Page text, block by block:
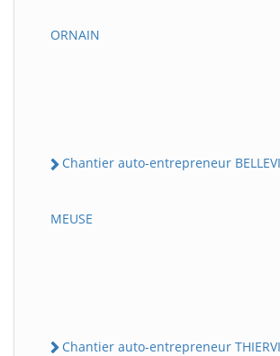
ORNAIN
Chantier auto-entrepreneur
MEUSE
Chantier auto-entrepreneur